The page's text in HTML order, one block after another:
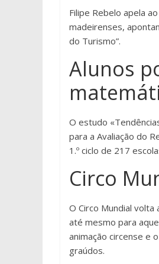
Filipe Rebelo apela
madeirenses,
do Turismo”.
Alunos
O estudo
para a Avaliação do
1.º ciclo de 217
Circo
O Circo Mundial volta
até mesmo para
animação circense e
graúdos.